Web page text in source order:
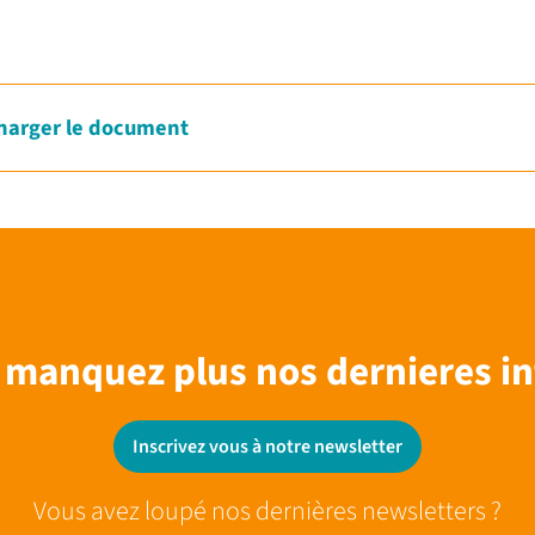
le document
manquez plus nos dernieres
Inscrivez vous à notre newsletter
Vous avez loupé nos dernières newsletters ?